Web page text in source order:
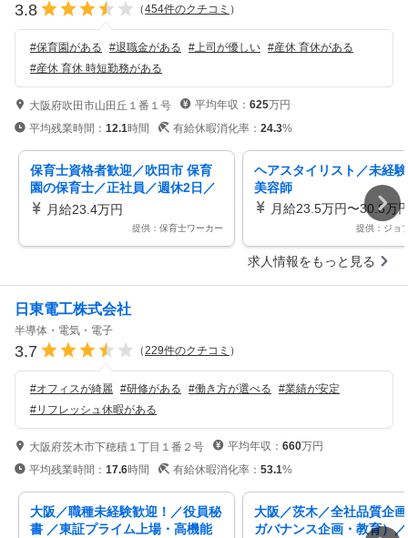
3.8 （454件のクチコミ ）
#保育園がある #退職金がある #上司が優しい #産休 育休がある
#産休 育休 時短勤務がある
大阪府吹田市山田丘１番１号 平均年収： 625万円
平均残業時間： 12.1時間 有給休暇消化率： 24.3%
保育士資格者歓迎／吹田市 保育
園の保育士／正社員／週休2日／
駅チカ／経験者優遇／ブランクO
月給23.4万円
提供：保育士ワーカー
ヘアスタイリスト／未経
美容師
月給23.5万円〜30.8万
提供：ジョ
求人情報をもっと見る
日東電工株式会社
半導体・電気・電子
3.7 （229件のクチコミ ）
#オフィスが綺麗 #研修がある #働き方が選べる #業績が安定
#リフレッシュ休暇がある
大阪府茨木市下穂積１丁目１番２号 平均年収： 660万円
平均残業時間： 17.6時間 有給休暇消化率： 53.1%
大阪／職種未経験歓迎！／役員秘
書 ／東証プライム上場・高機能
大阪／茨木／全社品質企
ガバナンス企画・教育）